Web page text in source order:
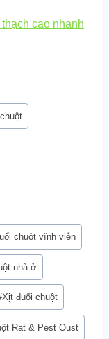
cao nhanh
chuột vĩnh viễn
nhà ở
Xịt đuổi chuột
Rat & Pest Oust